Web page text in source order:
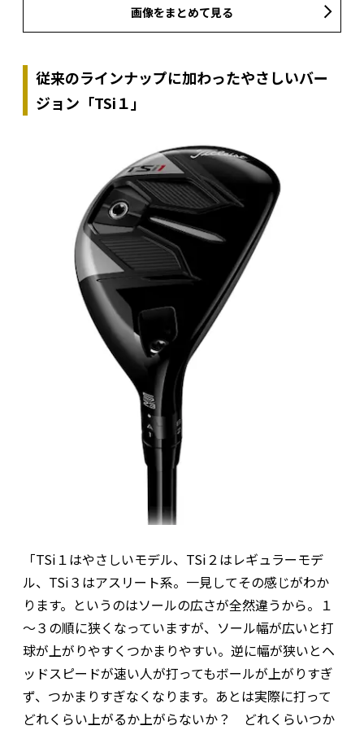
画像をまとめて見る
従来のラインナップに加わったやさしいバー
ジョン「TSi１」
「TSi１はやさしいモデル、TSi２はレギュラーモデ
ル、TSi３はアスリート系。一見してその感じがわか
ります。というのはソールの広さが全然違うから。１
～３の順に狭くなっていますが、ソール幅が広いと打
球が上がりやすくつかまりやすい。逆に幅が狭いとヘ
ッドスピードが速い人が打ってもボールが上がりすぎ
ず、つかまりすぎなくなります。あとは実際に打って
どれくらい上がるか上がらないか？ どれくらいつか